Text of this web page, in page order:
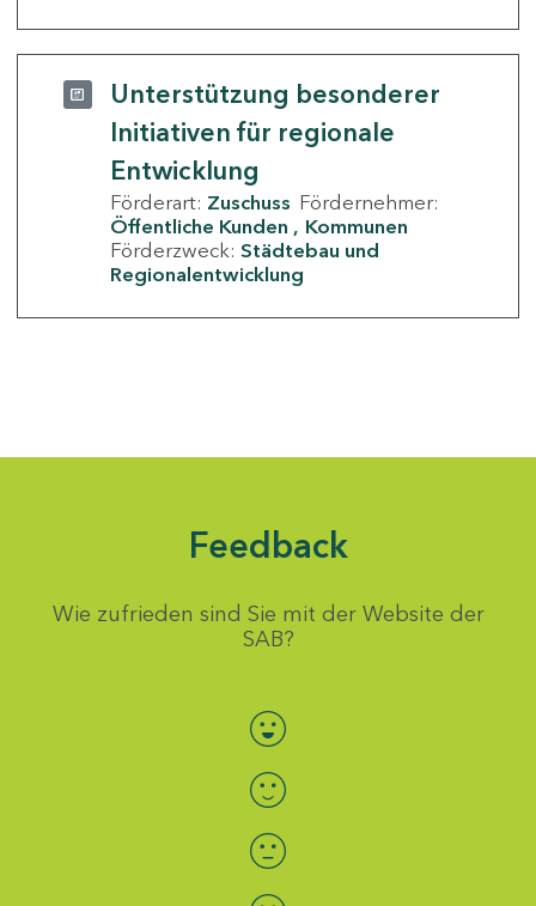
Unterstützung besonderer
Initiativen für regionale
Entwicklung
Förderart: Zuschuss Fördernehmer:
Öffentliche Kunden
Kommunen
Förderzweck: Städtebau und
Regionalentwicklung
Feedback
Wie zufrieden sind Sie mit der Website der
SAB?
Bewertung auswählen